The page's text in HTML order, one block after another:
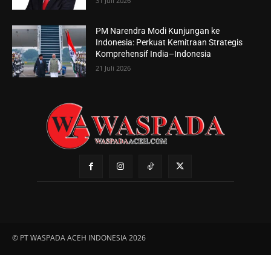
PM Narendra Modi Kunjungan ke
Indonesia: Perkuat Kemitraan Strategis
Komprehensif India–Indonesia
21 Juli 2026
© PT WASPADA ACEH INDONESIA 2026